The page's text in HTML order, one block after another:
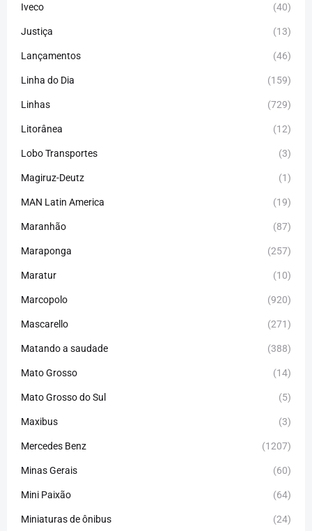
Iveco (40)
Justiça (13)
Lançamentos (46)
Linha do Dia (159)
Linhas (729)
Litorânea (12)
Lobo Transportes (3)
Magiruz-Deutz (1)
MAN Latin America (19)
Maranhão (87)
Maraponga (257)
Maratur (10)
Marcopolo (920)
Mascarello (271)
Matando a saudade (388)
Mato Grosso (14)
Mato Grosso do Sul (5)
Maxibus (3)
Mercedes Benz (1207)
Minas Gerais (60)
Mini Paixão (64)
Miniaturas de ônibus (24)